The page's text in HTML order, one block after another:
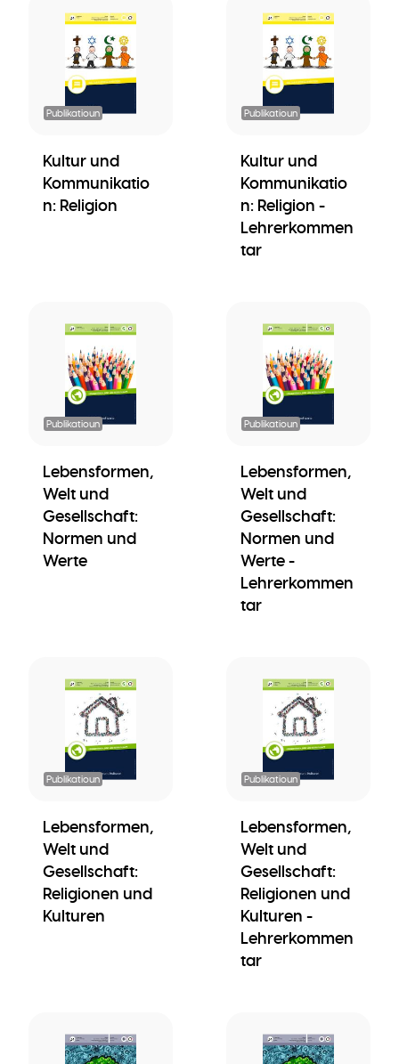
Publikatioun
Kultur und
Kommunikatio
n: Religion
Publikatioun
Kultur und
Kommunikatio
n: Religion -
Lehrerkommen
tar
Publikatioun
Lebensformen,
Welt und
Gesellschaft:
Normen und
Werte
Publikatioun
Lebensformen,
Welt und
Gesellschaft:
Normen und
Werte -
Lehrerkommen
tar
Publikatioun
Lebensformen,
Welt und
Gesellschaft:
Religionen und
Kulturen
Publikatioun
Lebensformen,
Welt und
Gesellschaft:
Religionen und
Kulturen -
Lehrerkommen
tar